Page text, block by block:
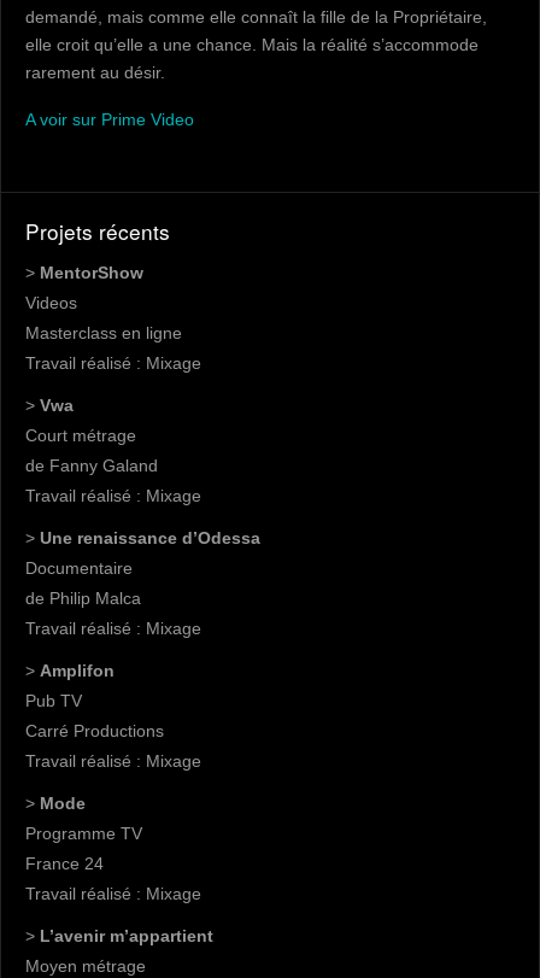
demandé, mais comme elle connaît la fille de la Propriétaire,
elle croit qu’elle a une chance. Mais la réalité s’accommode
rarement au désir.
A voir sur Prime Video
Projets récents
> MentorShow
Videos
Masterclass en ligne
Travail réalisé : Mixage
> Vwa
Court métrage
de Fanny Galand
Travail réalisé : Mixage
> Une renaissance d’Odessa
Documentaire
de Philip Malca
Travail réalisé : Mixage
> Amplifon
Pub TV
Carré Productions
Travail réalisé : Mixage
> Mode
Programme TV
France 24
Travail réalisé : Mixage
> L’avenir m’appartient
Moyen métrage